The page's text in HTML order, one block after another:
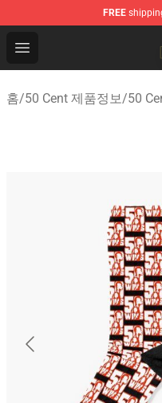
FREE
Open menu
50 Cent Shop -
홈/50 Cent 제품정보/50